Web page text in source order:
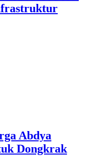
Abdya
Dongkrak